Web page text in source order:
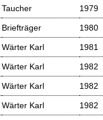
Taucher
1979
Briefträger
1980
Wärter Karl
1981
Wärter Karl
1982
Wärter Karl
1982
Wärter Karl
1982